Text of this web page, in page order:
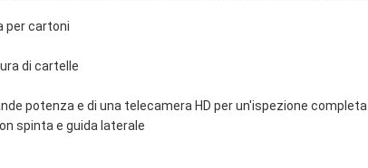
per cartoni
di cartelle
potenza e di una telecamera HD per un'ispezione completa
spinta e guida laterale